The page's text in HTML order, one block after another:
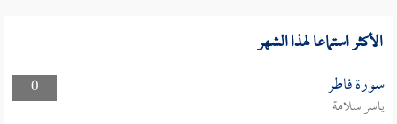
الأكثر استماعا لهذا الشهر
0 سورة فاطر
ياسر سلامة